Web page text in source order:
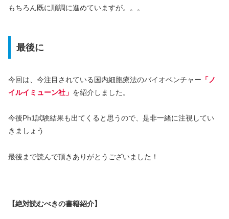
もちろん既に順調に進めていますが。。。
最後に
今回は、今注目されている国内細胞療法のバイオベンチャー 「ノ
イルイミューン社」 を紹介しました。
今後Ph1試験結果も出てくると思うので、是非一緒に注視してい
きましょう
最後まで読んで頂きありがとうございました！
【絶対読むべきの書籍紹介】